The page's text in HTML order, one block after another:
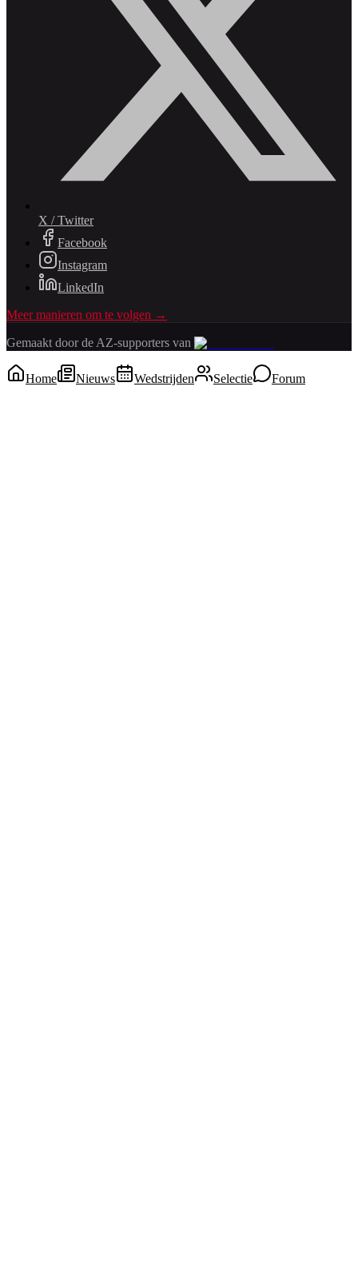
X / Twitter
Facebook
Instagram
LinkedIn
Meer manieren om te volgen →
Gemaakt door de AZ-supporters van
Home Nieuws Wedstrijden Selectie Forum